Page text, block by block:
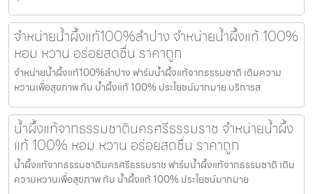
จำหน่ายน้ำผึ้งแท้100%ลำปาง จำหน่ายน้ำผึ้งแท้ 100%
หอม หวาน อร่อยสดชื่น ราคาถูก
จำหน่ายน้ำผึ้งแท้100%ลำปาง ฟาร์มน้ำผึ้งแท้จากธรรมชาติ เติมความ
หวานเพื่อสุขภาพ กับ น้ำผึ้งแท้ 100% ประโยชน์มากมาย บริการส
น้ำผึ้งแท้จากธรรมชาตินครศรีธรรมราช จำหน่ายน้ำผึ้ง
แท้ 100% หอม หวาน อร่อยสดชื่น ราคาถูก
น้ำผึ้งแท้จากธรรมชาตินครศรีธรรมราช ฟาร์มน้ำผึ้งแท้จากธรรมชาติ เติม
ความหวานเพื่อสุขภาพ กับ น้ำผึ้งแท้ 100% ประโยชน์มากมาย